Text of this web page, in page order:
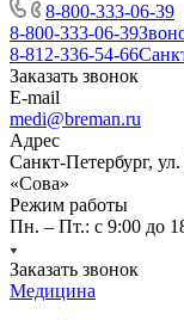
8-800-333-06-39
8-800-333-06-39
8-812-336-54-66
Заказать звонок
E-mail
medi@breman.ru
Адрес
Санкт-Петербург,
«Сова»
Режим работы
Пн. – Пт.: с 9:00 до
Заказать звонок
Медицина